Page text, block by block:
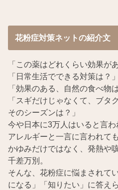
花粉症対策ネットの紹介文
「この薬はどれくらい効果が
「日常生活でできる対策は？」
「効果のある、自然の食べ物
「スギだけじゃなくて、ブタ
そのシーズンは？」
今や日本に3万人はいると言わ
アレルギーと一言に言われて
かゆみだけではなく、発熱や
千差万別。
そんな、花粉症に悩まされて
になる」「知りたい」に答え